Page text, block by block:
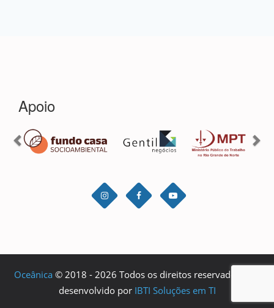
Oceânica © 2018 - 2026 Todos os direitos reservados. Site
desenvolvido por IBTI Soluções em TI